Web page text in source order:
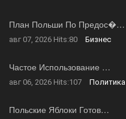
План Польши По Предос�…
авг 07, 2026 Hits:80 Бизнес
Частое Использование …
авг 06, 2026 Hits:107 Политика
Польские Яблоки Готов…